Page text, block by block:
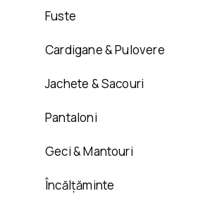
Fuste
Cardigane & Pulovere
Jachete & Sacouri
Pantaloni
Geci & Mantouri
Încălțăminte